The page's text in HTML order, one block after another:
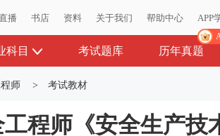
播 书店 资料 关于我们 帮助中心 APP
播 书店 资料 关于我们 帮助中心 APP
科目 考试题库 历年真题
师 > 考试教材
程师《安全生产技